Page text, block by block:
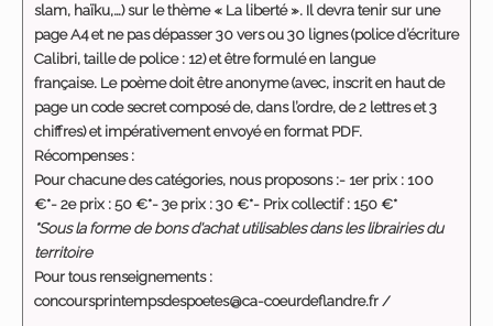
slam, haïku,…) sur le thème « La liberté ». Il devra tenir sur une
page A4etne pas dépasser 30 vers ou 30 lignes(police d’écriture
Calibri, taille de police : 12) et être formulé en langue
française. Le poème doit êtreanonyme(avec, inscrit en haut de
page un code secret composé de, dans l’ordre, de 2 lettres et 3
chiffres) etimpérativement envoyé en format PDF.
Récompenses :
Pour chacune des catégories, nous proposons :- 1er prix : 100
€*- 2e prix : 50 €*- 3e prix : 30 €*- Prix collectif : 150 €*
*Sous la forme de bons d'achat utilisables dans les librairies du
territoire
Pour tous renseignements :
concoursprintempsdespoetes@ca-coeurdeflandre.fr /